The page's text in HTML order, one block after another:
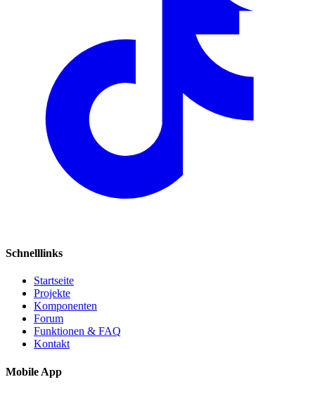
Schnelllinks
Startseite
Projekte
Komponenten
Forum
Funktionen & FAQ
Kontakt
Mobile App